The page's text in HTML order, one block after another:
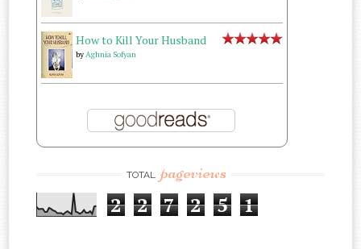
How to Kill Your Husband
byAghnia Sofyan
TOTAL pageviews
2 2 7 2 5 1